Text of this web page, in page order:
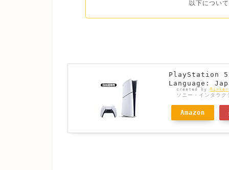
以下につい
PlayStation 5
Language:
created by Rinker
ソニー・インタラ
Amazon